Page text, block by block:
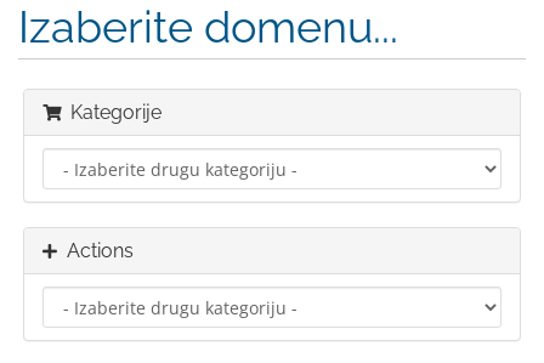
Izaberite domenu...
Kategorije
Actions